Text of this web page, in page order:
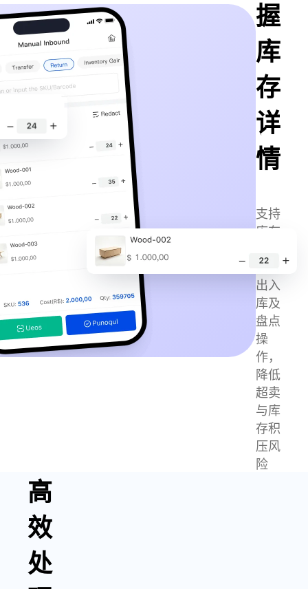
握
库
存
详
情
支持
库存
询、
出入
库及
盘点
操
作，
降低
超卖
与库
存积
压风
险
高
效
处